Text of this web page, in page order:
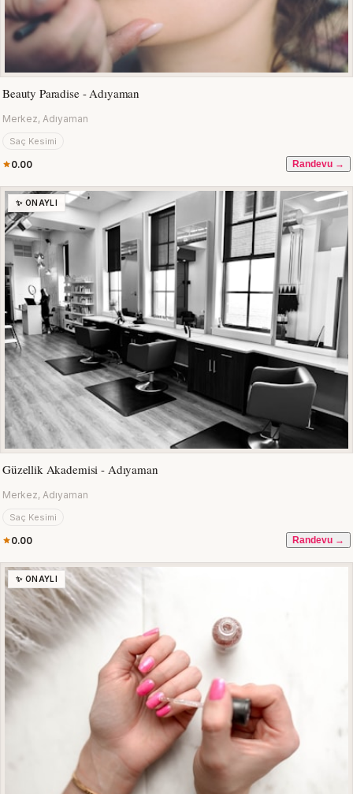
Beauty Paradise - Adıyaman
Merkez, Adıyaman
Saç Kesimi
0.00 Randevu →
✨ ONAYLI
Güzellik Akademisi - Adıyaman
Merkez, Adıyaman
Saç Kesimi
0.00 Randevu →
✨ ONAYLI